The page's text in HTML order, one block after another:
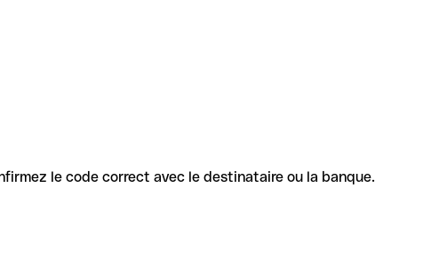
le code correct avec le destinataire ou la banque.